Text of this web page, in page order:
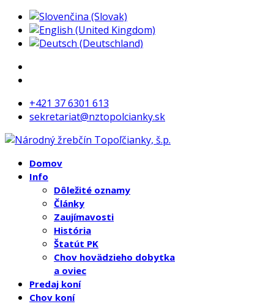
+421 37 6301 613
sekretariat@nztopolcianky.sk
Domov
Info
Dôležité oznamy
Články
Zaujímavosti
História
Štatút PK
Chov hovädzieho dobytka
a oviec
Predaj koní
Chov koní